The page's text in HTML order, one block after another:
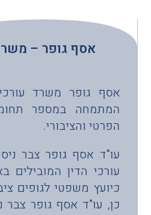
אסף גופר –
אסף גופר משרד
המתמחה במספר
הפרטי והציבורי.
עו"ד אסף גופר צבר
עורכי הדין
כיועץ משפטי לגופים
כן, עו"ד אסף גופר צבר